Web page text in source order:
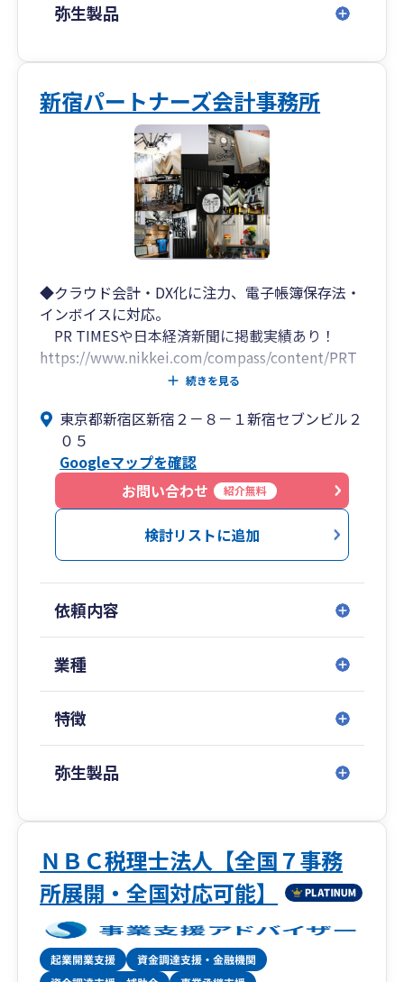
弥生製品
新宿パートナーズ会計事務所
◆クラウド会計・DX化に注力、電子帳簿保存法・
インボイスに対応。
PR TIMESや日本経済新聞に掲載実績あり！
https://www.nikkei.com/compass/content/PRT
KDB000001347_000006428/preview
◆経営者、起業家が気軽に相談できる町医者のよ
うな会計事務所です。
業界30年以上の圧倒的な実績と経験がありま
元国税OBも複数在籍しており、税務調査対策に
力を入れております。
ITツールを積極的に駆使し、お客様のニーズに
親身にご対応致します。
でおります。
まずはお気軽にご相談ください。
お待ちしております。
続きを見る
東京都新宿区新宿２－８－１新宿セブンビル２
０５
Googleマップを確認
お問い合わせ
紹介無料
検討リストに追加
依頼内容
業種
特徴
弥生製品
ＮＢＣ税理士法人【全国７事務
所展開・全国対応可能】